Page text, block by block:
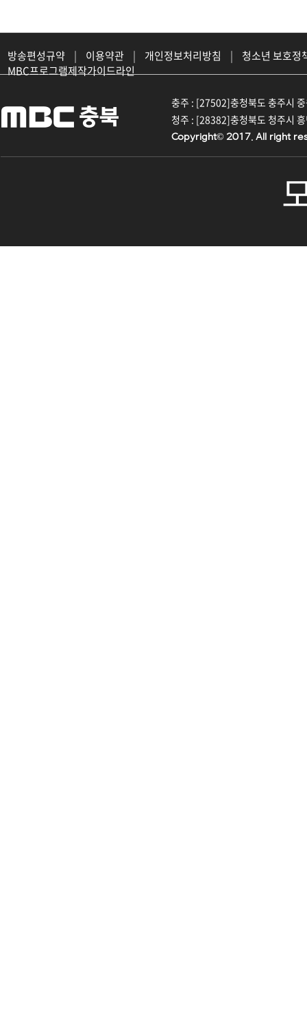
방송편성규약 | 이용약관 | 개인정보처리방침 |
청소년 보호정
MBC프로그램제작가이드라인
충주 : [27502]충청북도 충주시
청주 : [28382]충청북도 청주시
Copyright© 2017. All right